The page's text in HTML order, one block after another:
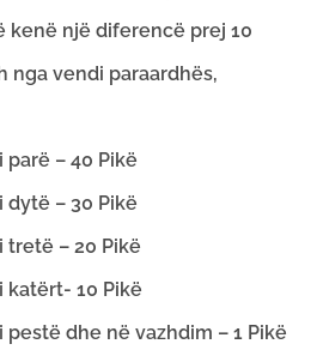
kenë një diferencë prej 10
nga vendi paraardhës,
parë – 40 Pikë
dytë – 30 Pikë
tretë – 20 Pikë
katërt- 10 Pikë
pestë dhe në vazhdim – 1 Pikë